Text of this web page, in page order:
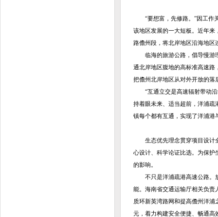
“要想富，先修路。”因工作关
该地区发展的一大短板。近年来
路儋州段，将北岸地区沿海地区
临海的旅游公路，倡导慢游理
通北岸地区腹地的高标准高速路
把儋州北岸地区从对外开放的落
“互通立交是高速辐射带动沿
持着眼未来、适当超前，洋浦疏
镇每个都有互通，实现了洋浦港
生态优先理念贯穿项目设计全
心设计、科学论证比选。为保护
的影响。
不只是洋浦疏港高速公路。放
能。海南省交通运输厅相关负责
质环新英湾路网和提高儋州洋浦
元，着力构建安全便捷、畅通高